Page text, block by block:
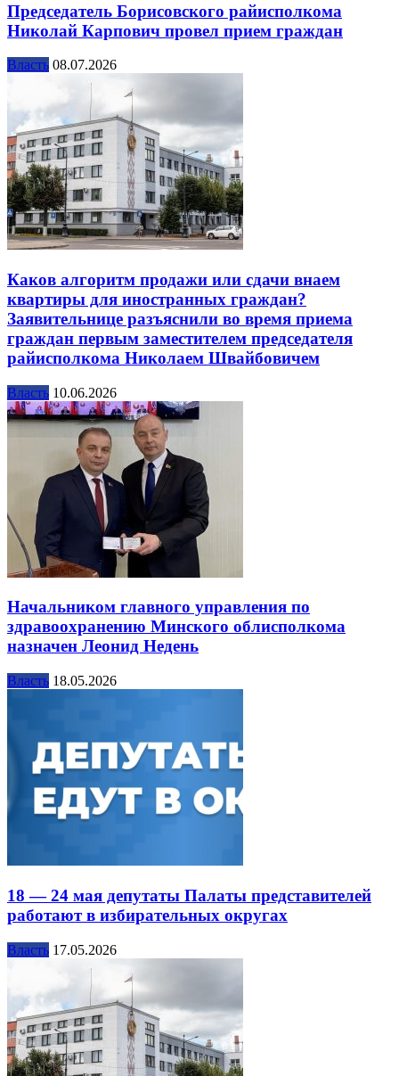
Председатель Борисовского райисполкома
Николай Карпович провел прием граждан
Власть 08.07.2026
Каков алгоритм продажи или сдачи внаем
квартиры для иностранных граждан?
Заявительнице разъяснили во время приема
граждан первым заместителем председателя
райисполкома Николаем Швайбовичем
Власть 10.06.2026
Начальником главного управления по
здравоохранению Минского облисполкома
назначен Леонид Недень
Власть 18.05.2026
18 — 24 мая депутаты Палаты представителей
работают в избирательных округах
Власть 17.05.2026